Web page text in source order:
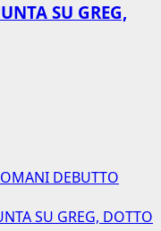
SU GREG,
DEBUTTO
SU GREG, DOTTO